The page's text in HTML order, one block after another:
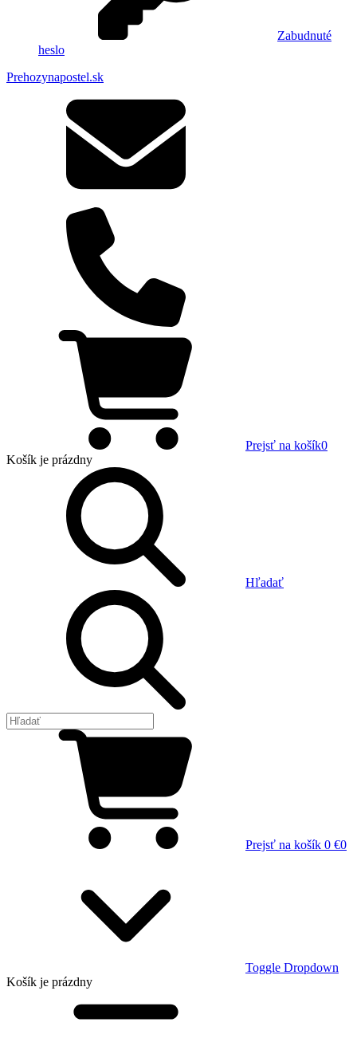
Zabudnuté
heslo
Prehozynapostel.sk
Prejsť na košík0
Košík je prázdny
Hľadať
Prejsť na košík 0 €0
Toggle Dropdown
Košík je prázdny